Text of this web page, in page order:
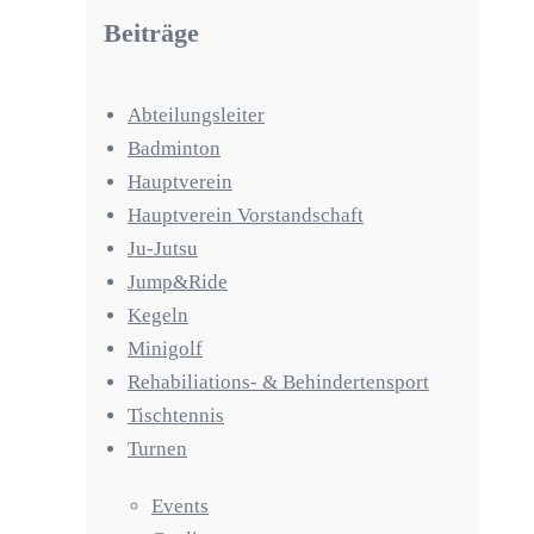
Beiträge
Abteilungsleiter
Badminton
Hauptverein
Hauptverein Vorstandschaft
Ju-Jutsu
Jump&Ride
Kegeln
Minigolf
Rehabiliations- & Behindertensport
Tischtennis
Turnen
Events